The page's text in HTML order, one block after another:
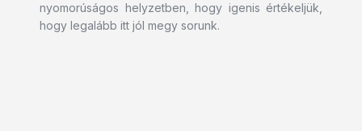
nyomorúságos helyzetben, hogy igenis értékeljük,
hogy legalább itt jól megy sorunk.